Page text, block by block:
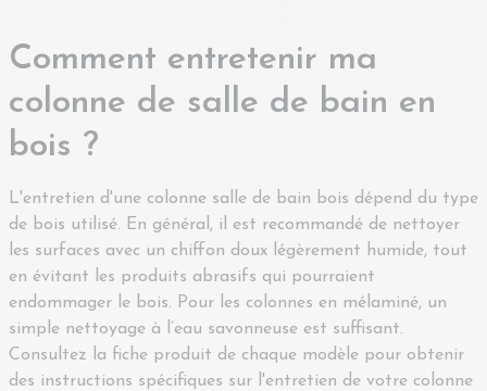
Comment entretenir ma
colonne de salle de bain en
bois ?
L'entretien d'une colonne salle de bain bois dépend du type
de bois utilisé. En général, il est recommandé de nettoyer
les surfaces avec un chiffon doux légèrement humide, tout
en évitant les produits abrasifs qui pourraient
endommager le bois. Pour les colonnes en mélaminé, un
simple nettoyage à l’eau savonneuse est suffisant.
Consultez la fiche produit de chaque modèle pour obtenir
des instructions spécifiques sur l'entretien de votre colonne